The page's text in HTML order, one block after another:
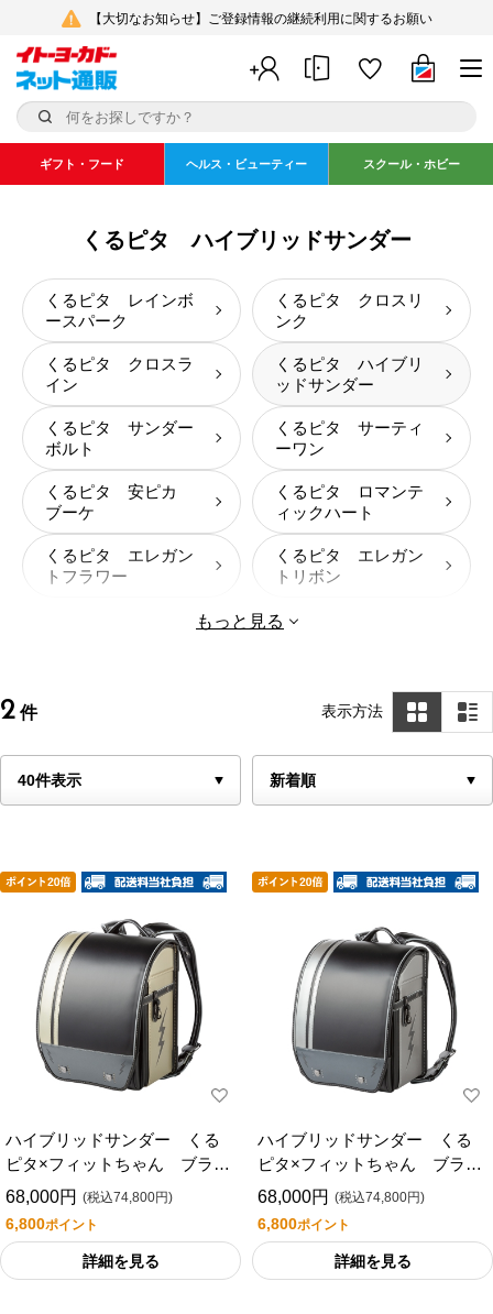
【大切なお知らせ】ご登録情報の継続利用に関するお願い
ギフト・フード ヘルス・ビューティー スクール・ホビー
くるピタ ハイブリッドサンダー
くるピタ レインボ
ースパーク
くるピタ クロスリ
ンク
くるピタ クロスラ
イン
くるピタ ハイブリ
ッドサンダー
くるピタ サンダー
ボルト
くるピタ サーティ
ーワン
くるピタ 安ピカ
ブーケ
くるピタ ロマンテ
ィックハート
くるピタ エレガン
トフラワー
くるピタ エレガン
トリボン
もっと見る
2 件 表示方法
ハイブリッドサンダー くる
ピタ×フィットちゃん ブラッ
ク/ゴールド ランドセル
68,000円 (税込74,800円)
6,800ポイント
詳細を見る
ハイブリッドサンダー くる
ピタ×フィットちゃん ブラッ
ク/シルバー ランドセル
68,000円 (税込74,800円)
6,800ポイント
詳細を見る